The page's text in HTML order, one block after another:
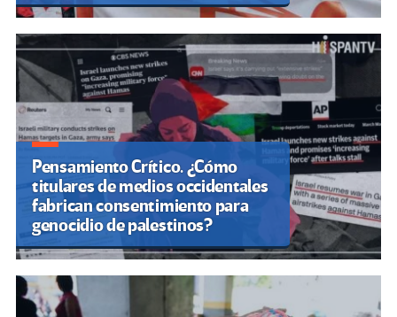
Pensamiento Crítico. ¿Cómo
titulares de medios occidentales
fabrican consentimiento para
genocidio de palestinos?